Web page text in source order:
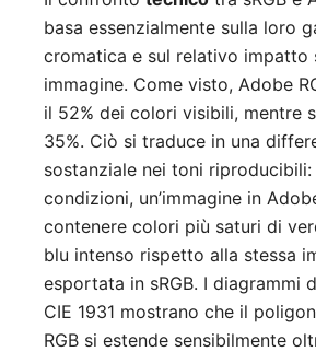
basa essenzialmente sulla loro
cromatica e sul relativo impatto
immagine. Come visto, Adobe
il 52% dei colori visibili, mentre
35%. Ciò si traduce in una
sostanziale nei toni
condizioni, un’immagine in
contenere colori più saturi di
blu intenso rispetto alla stessa
esportata in sRGB. I diagrammi
CIE 1931 mostrano che il
RGB si estende sensibilmente